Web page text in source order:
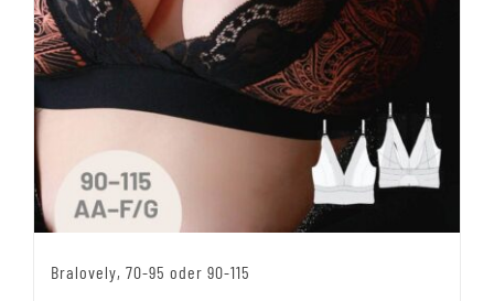
Bralovely, 70-95 oder 90-115